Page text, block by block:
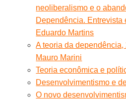
neoliberalismo e o
Dependência. Entrevista
Eduardo Martins
A teoria da
Mauro Marini
Teoria econômica e
Desenvolvimentismo e
O novo